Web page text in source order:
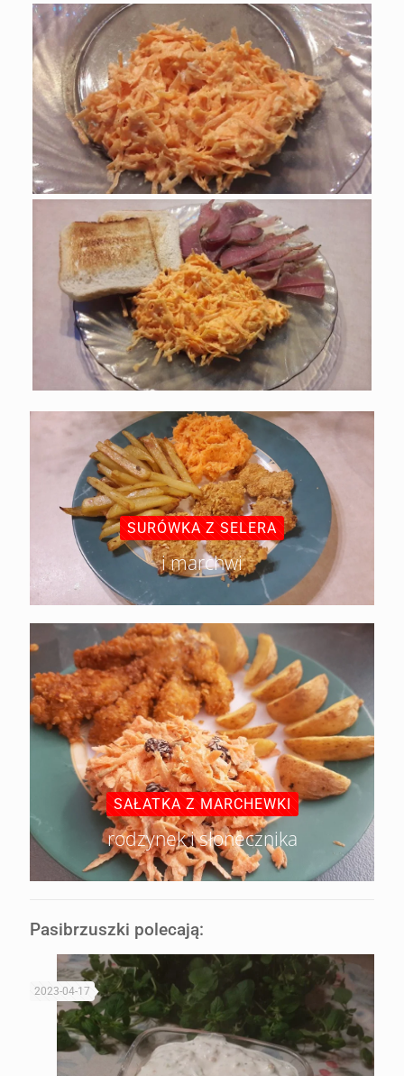
SURÓWKA Z SELERA
i marchwi
SAŁATKA Z MARCHEWKI
rodzynek i słonecznika
Pasibrzuszki polecają:
2023-04-17